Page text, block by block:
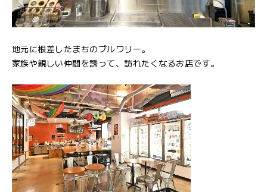
地元に根差したまちのブルワリー。
家族や親しい仲間を誘って、訪れたくなるお店です。